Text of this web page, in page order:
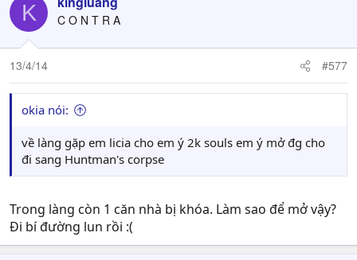
K C O N T R A
13/4/14 #577
okia nói:
về làng gặp em licia cho em ý 2k souls em ý mở đg cho
đi sang Huntman's corpse
Trong làng còn 1 căn nhà bị khóa. Làm sao để mở vậy?
Đi bí đường lun rồi :(